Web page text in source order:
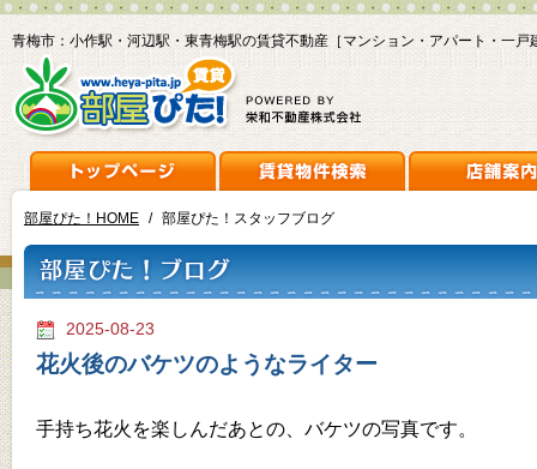
青梅市：小作駅・河辺駅・東青梅駅の賃貸不動産［マンション・アパート・一戸
部屋ぴた！HOME / 部屋ぴた！スタッフブログ
2025-08-23
花火後のバケツのようなライター
手持ち花火を楽しんだあとの、バケツの写真です。